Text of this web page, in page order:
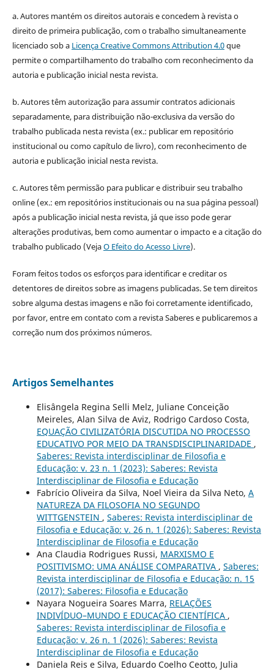
a. Autores mantém os direitos autorais e concedem à revista o
direito de primeira publicação, com o trabalho simultaneamente
licenciado sob a Licença Creative Commons Attribution 4.0que
permite o compartilhamento do trabalho com reconhecimento da
autoria e publicação inicial nesta revista.
b. Autores têm autorização para assumir contratos adicionais
separadamente, para distribuição não-exclusiva da versão do
trabalho publicada nesta revista (ex.: publicar em repositório
institucional ou como capítulo de livro), com reconhecimento de
autoria e publicação inicial nesta revista.
c. Autores têm permissão para publicar e distribuir seu trabalho
online (ex.: em repositórios institucionais ou na sua página pessoal)
após a publicação inicial nesta revista, já que isso pode gerar
alterações produtivas, bem como aumentar o impacto e a citação do
trabalho publicado (VejaO Efeito do Acesso Livre).
Foram feitos todos os esforços para identificar e creditar os
detentores de direitos sobre as imagens publicadas. Se tem direitos
sobre alguma destas imagens e não foi corretamente identificado,
por favor, entre em contato com a revista Saberes e publicaremos a
correção num dos próximos números.
Artigos Semelhantes
Elisângela Regina Selli Melz, Juliane Conceição
Meireles, Alan Silva de Aviz, Rodrigo Cardoso Costa,
EQUAÇÃO CIVILIZATÓRIA DISCUTIDA NO PROCESSO
EDUCATIVO POR MEIO DA TRANSDISCIPLINARIDADE ,
Saberes: Revista interdisciplinar de Filosofia e
Educação: v. 23 n. 1 (2023): Saberes: Revista
Interdisciplinar de Filosofia e Educação
Fabrício Oliveira da Silva, Noel Vieira da Silva Neto, A
NATUREZA DA FILOSOFIA NO SEGUNDO
WITTGENSTEIN , Saberes: Revista interdisciplinar de
Filosofia e Educação: v. 26 n. 1 (2026): Saberes: Revista
Interdisciplinar de Filosofia e Educação
Ana Claudia Rodrigues Russi, MARXISMO E
POSITIVISMO: UMA ANÁLISE COMPARATIVA , Saberes:
Revista interdisciplinar de Filosofia e Educação: n. 15
(2017): Saberes: Filosofia e Educação
Nayara Nogueira Soares Marra, RELAÇÕES
INDIVÍDUO–MUNDO E EDUCAÇÃO CIENTÍFICA ,
Saberes: Revista interdisciplinar de Filosofia e
Educação: v. 26 n. 1 (2026): Saberes: Revista
Interdisciplinar de Filosofia e Educação
Daniela Reis e Silva, Eduardo Coelho Ceotto, Julia